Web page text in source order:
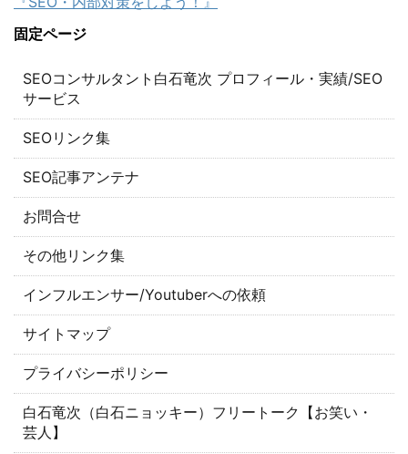
固定ページ
SEOコンサルタント白石竜次 プロフィール・実績/SEO
サービス
SEOリンク集
SEO記事アンテナ
お問合せ
その他リンク集
インフルエンサー/Youtuberへの依頼
サイトマップ
プライバシーポリシー
白石竜次（白石ニョッキー）フリートーク【お笑い・
芸人】